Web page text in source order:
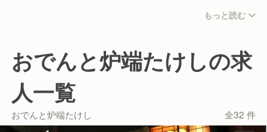
もっと読む
おでんと炉端たけしの求
人一覧
おでんと炉端たけし 全32 件